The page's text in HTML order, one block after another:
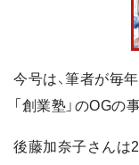
今号は、筆者が毎
「創業塾」のOGの
後藤加奈子さんは